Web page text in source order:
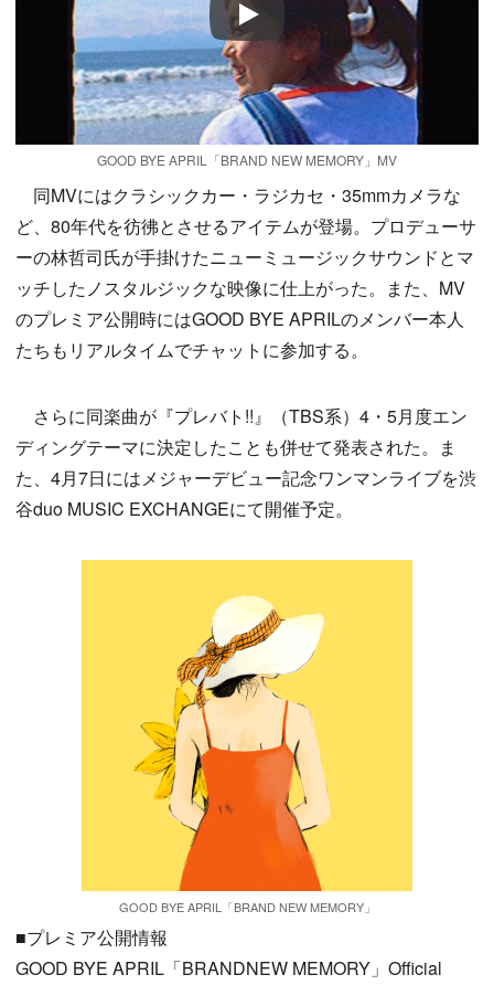
Play
GOOD BYE APRIL「BRAND NEW MEMORY」MV
同MVにはクラシックカー・ラジカセ・35mmカメラな
ど、80年代を彷彿とさせるアイテムが登場。プロデューサ
ーの林哲司氏が手掛けたニューミュージックサウンドとマ
ッチしたノスタルジックな映像に仕上がった。また、MV
のプレミア公開時にはGOOD BYE APRILのメンバー本人
たちもリアルタイムでチャットに参加する。
さらに同楽曲が『プレバト!!』（TBS系）4・5月度エン
ディングテーマに決定したことも併せて発表された。ま
た、4月7日にはメジャーデビュー記念ワンマンライブを渋
谷duo MUSIC EXCHANGEにて開催予定。
GOOD BYE APRIL「BRAND NEW MEMORY」
■プレミア公開情報
GOOD BYE APRIL「BRANDNEW MEMORY」Official